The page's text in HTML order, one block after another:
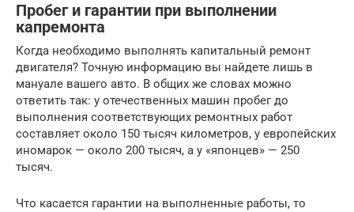
Пробег и гарантии при выполнении
капремонта
Когда необходимо выполнять капитальный ремонт
двигателя? Точную информацию вы найдете лишь в
мануале вашего авто. В общих же словах можно
ответить так: у отечественных машин пробег до
выполнения соответствующих ремонтных работ
составляет около 150 тысяч километров, у европейских
иномарок — около 200 тысяч, а у «японцев» — 250
тысяч.
Что касается гарантии на выполненные работы, то